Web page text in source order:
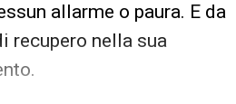
allarme o paura. E da
recupero nella sua